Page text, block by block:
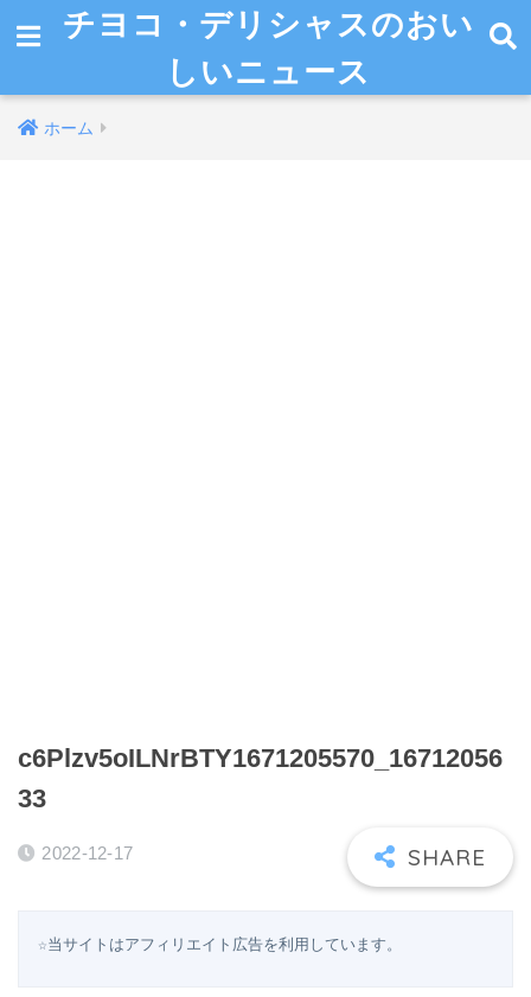
チヨコ・デリシャスのおい
しいニュース
ホーム
c6Plzv5oILNrBTY1671205570_16712056
33
2022-12-17
☆当サイトはアフィリエイト広告を利用しています。